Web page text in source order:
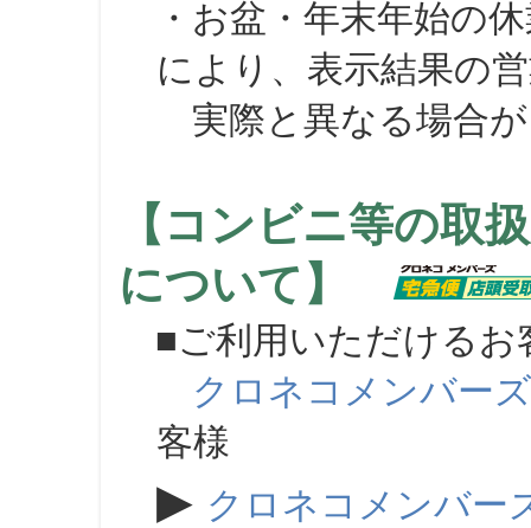
・お盆・年末年始の
により、表示結果の
実際と異なる場合が
【コンビニ等の取
について】
■ご利用いただけるお
クロネコメンバーズ
客様
▶ クロネコメンバー